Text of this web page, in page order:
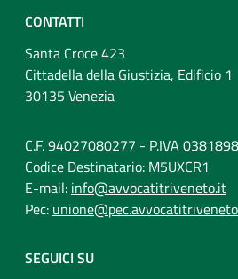
CONTATTI
Santa Croce 423
Cittadella della Giustizia, Edificio 1
30135 Venezia
C.F. 94027080277 - P.IVA
Codice Destinatario: M5UXCR1
E-mail: info@avvocatitriveneto.it
Pec:
SEGUICI SU